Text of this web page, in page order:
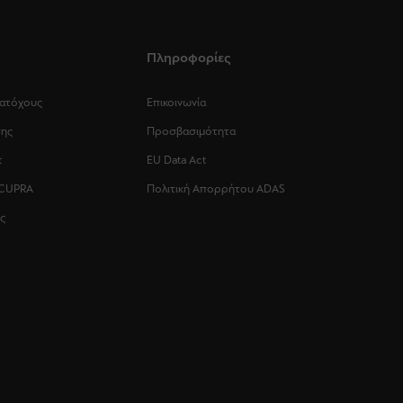
Πληροφορίες
Επικοινωνία
Προσβασιμότητα
EU Data Act
Πολιτική Απορρήτου ADAS